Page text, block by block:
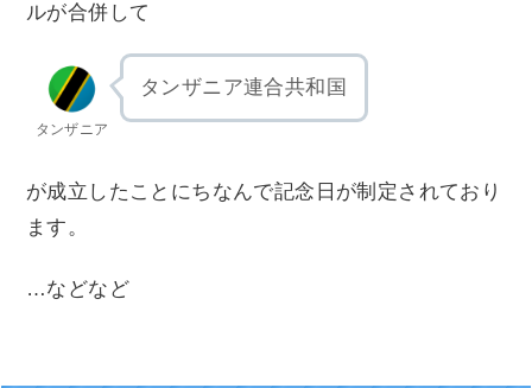
ルが合併して
タンザニア
タンザニア連合共和国
が成立したことにちなんで記念日が制定されており
ます。
…などなど